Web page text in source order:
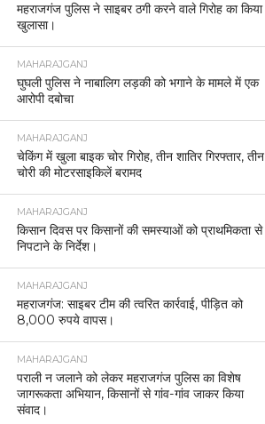
महराजगंज पुलिस ने साइबर ठगी करने वाले गिरोह का किया
खुलासा।
MAHARAJGANJ
घुघली पुलिस ने नाबालिग लड़की को भगाने के मामले में एक
आरोपी दबोचा
MAHARAJGANJ
चेकिंग में खुला बाइक चोर गिरोह, तीन शातिर गिरफ्तार, तीन
चोरी की मोटरसाइकिलें बरामद
MAHARAJGANJ
किसान दिवस पर किसानों की समस्याओं को प्राथमिकता से
निपटाने के निर्देश।
MAHARAJGANJ
महराजगंज: साइबर टीम की त्वरित कार्रवाई, पीड़ित को
8,000 रुपये वापस।
MAHARAJGANJ
पराली न जलाने को लेकर महराजगंज पुलिस का विशेष
जागरूकता अभियान, किसानों से गांव-गांव जाकर किया
संवाद।